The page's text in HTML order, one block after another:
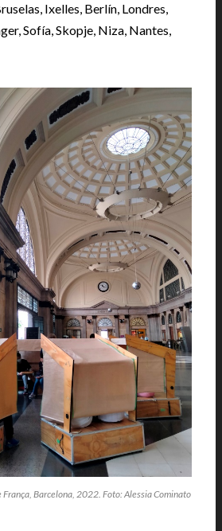
Ixelles, Berlín, Londres,
Sofía, Skopje, Niza, Nantes,
França, Barcelona, 2022. Foto: Alessia Cominato